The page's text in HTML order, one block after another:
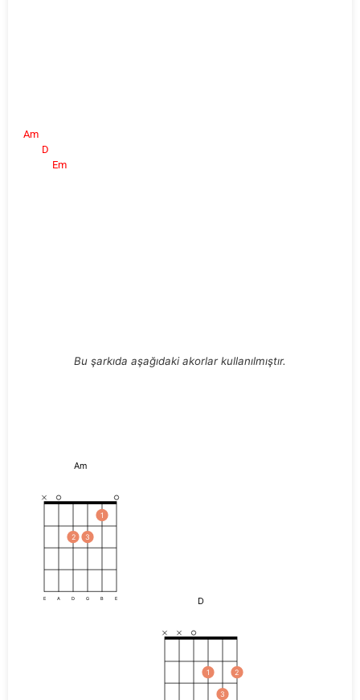
Am
D
Em
Bu şarkıda aşağıdaki akorlar kullanılmıştır.
Am
2 3
1
E A D G B E D
1
3
2